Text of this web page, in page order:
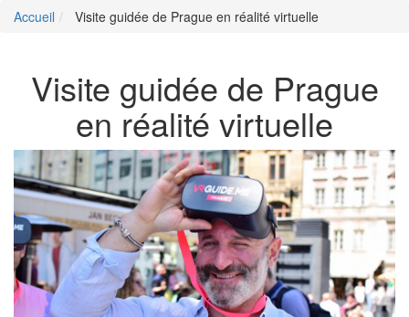
Accueil Visite guidée de Prague en réalité virtuelle
Visite guidée de Prague
en réalité virtuelle